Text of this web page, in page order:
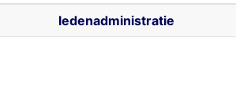
ledenadministratie